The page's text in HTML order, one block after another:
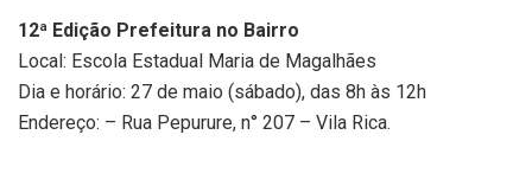
12ª Edição Prefeitura no Bairro
Local: Escola Estadual Maria de Magalhães
Dia e horário: 27 de maio (sábado), das 8h às 12h
Endereço: – Rua Pepurure, n° 207 – Vila Rica.